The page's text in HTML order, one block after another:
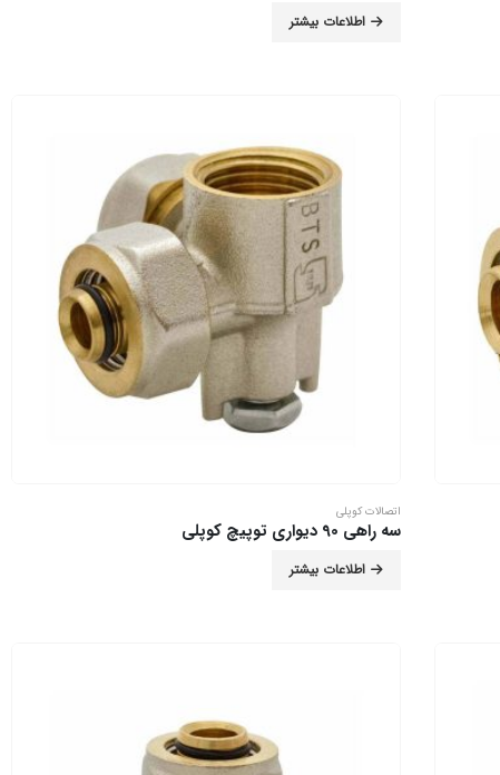
اطلاعات بیشتر
اتصالات کوپلی
سه راهی 90 دیواری توپیچ کوپلی
اطلاعات بیشتر